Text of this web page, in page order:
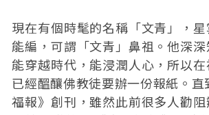
現在有個時髦的名稱「文青」，
能編，可謂「文青」鼻祖。他深
能穿越時代，能浸潤人心，所以
已經醞釀佛教徒要辦一份報紙。直
福報》創刊，雖然此前很多人勸